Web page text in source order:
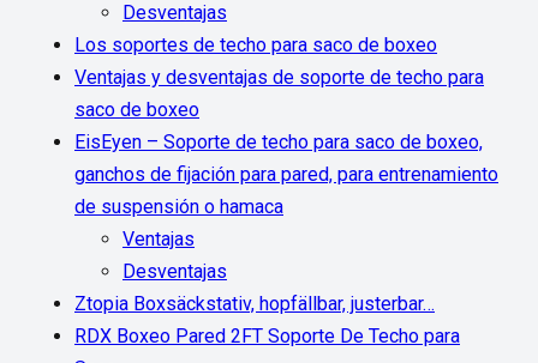
Desventajas
Los soportes de techo para saco de boxeo
Ventajas y desventajas de soporte de techo para
saco de boxeo
EisEyen – Soporte de techo para saco de boxeo,
ganchos de fijación para pared, para entrenamiento
de suspensión o hamaca
Ventajas
Desventajas
Ztopia Boxsäckstativ, hopfällbar, justerbar…
RDX Boxeo Pared 2FT Soporte De Techo para